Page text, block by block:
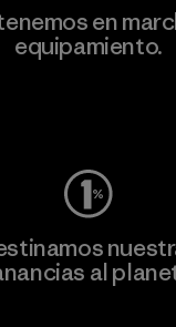
en
equipamiento.
al